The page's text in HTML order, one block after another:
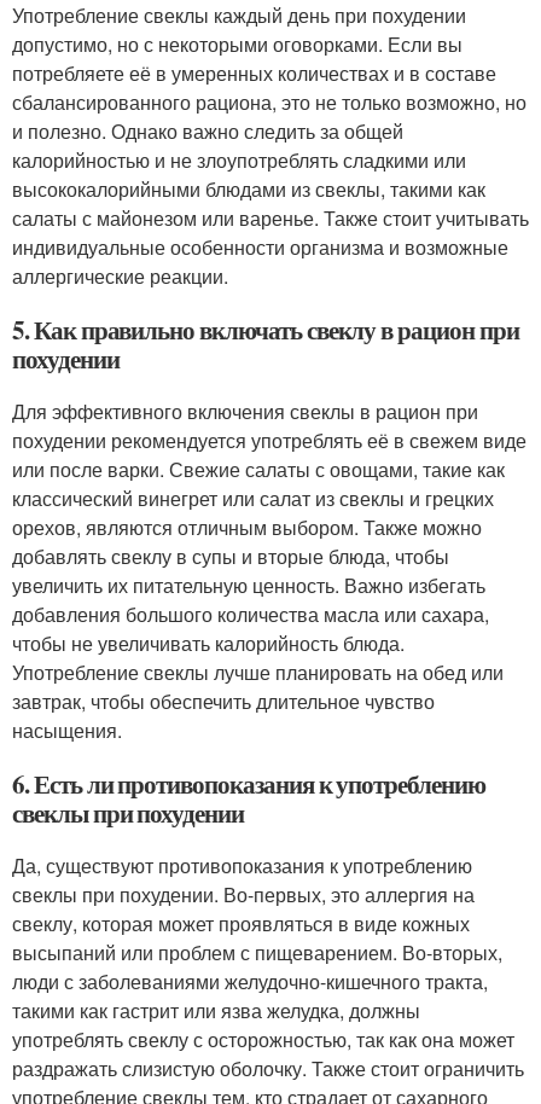
Употребление свеклы каждый день при похудении
допустимо, но с некоторыми оговорками. Если вы
потребляете её в умеренных количествах и в составе
сбалансированного рациона, это не только возможно, но
и полезно. Однако важно следить за общей
калорийностью и не злоупотреблять сладкими или
высококалорийными блюдами из свеклы, такими как
салаты с майонезом или варенье. Также стоит учитывать
индивидуальные особенности организма и возможные
аллергические реакции.
5. Как правильно включать свеклу в рацион при
похудении
Для эффективного включения свеклы в рацион при
похудении рекомендуется употреблять её в свежем виде
или после варки. Свежие салаты с овощами, такие как
классический винегрет или салат из свеклы и грецких
орехов, являются отличным выбором. Также можно
добавлять свеклу в супы и вторые блюда, чтобы
увеличить их питательную ценность. Важно избегать
добавления большого количества масла или сахара,
чтобы не увеличивать калорийность блюда.
Употребление свеклы лучше планировать на обед или
завтрак, чтобы обеспечить длительное чувство
насыщения.
6. Есть ли противопоказания к употреблению
свеклы при похудении
Да, существуют противопоказания к употреблению
свеклы при похудении. Во-первых, это аллергия на
свеклу, которая может проявляться в виде кожных
высыпаний или проблем с пищеварением. Во-вторых,
люди с заболеваниями желудочно-кишечного тракта,
такими как гастрит или язва желудка, должны
употреблять свеклу с осторожностью, так как она может
раздражать слизистую оболочку. Также стоит ограничить
употребление свеклы тем, кто страдает от сахарного